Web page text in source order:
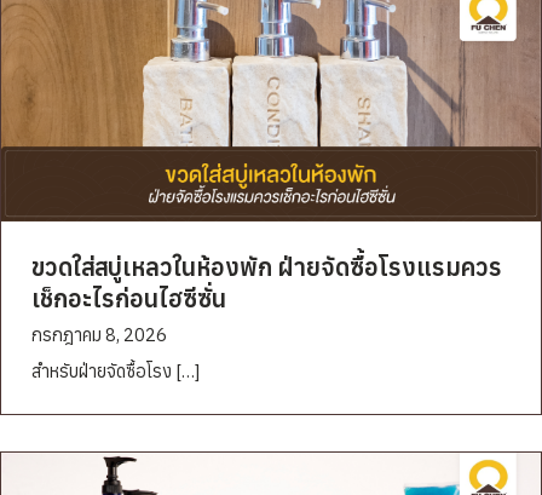
ขวดใส่สบู่เหลวในห้องพัก ฝ่ายจัดซื้อโรงแรมควร
เช็กอะไรก่อนไฮซีซั่น
กรกฎาคม 8, 2026
สำหรับฝ่ายจัดซื้อโรง […]